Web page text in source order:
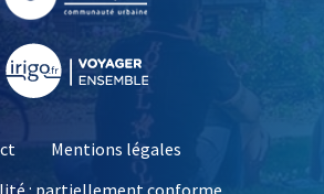
Mentions légales
: partiellement conforme